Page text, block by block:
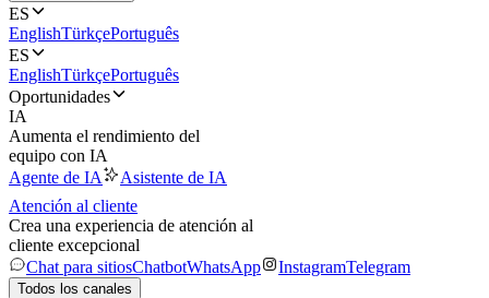
ES
EnglishTürkçePortuguês
ES
EnglishTürkçePortuguês
Oportunidades
IA
Aumenta el rendimiento del
equipo con IA
Agente de IA
Asistente de IA
Atención al cliente
Crea una experiencia de atención al
cliente excepcional
Chat para sitiosChatbotWhatsApp InstagramTelegram
Todos los canales